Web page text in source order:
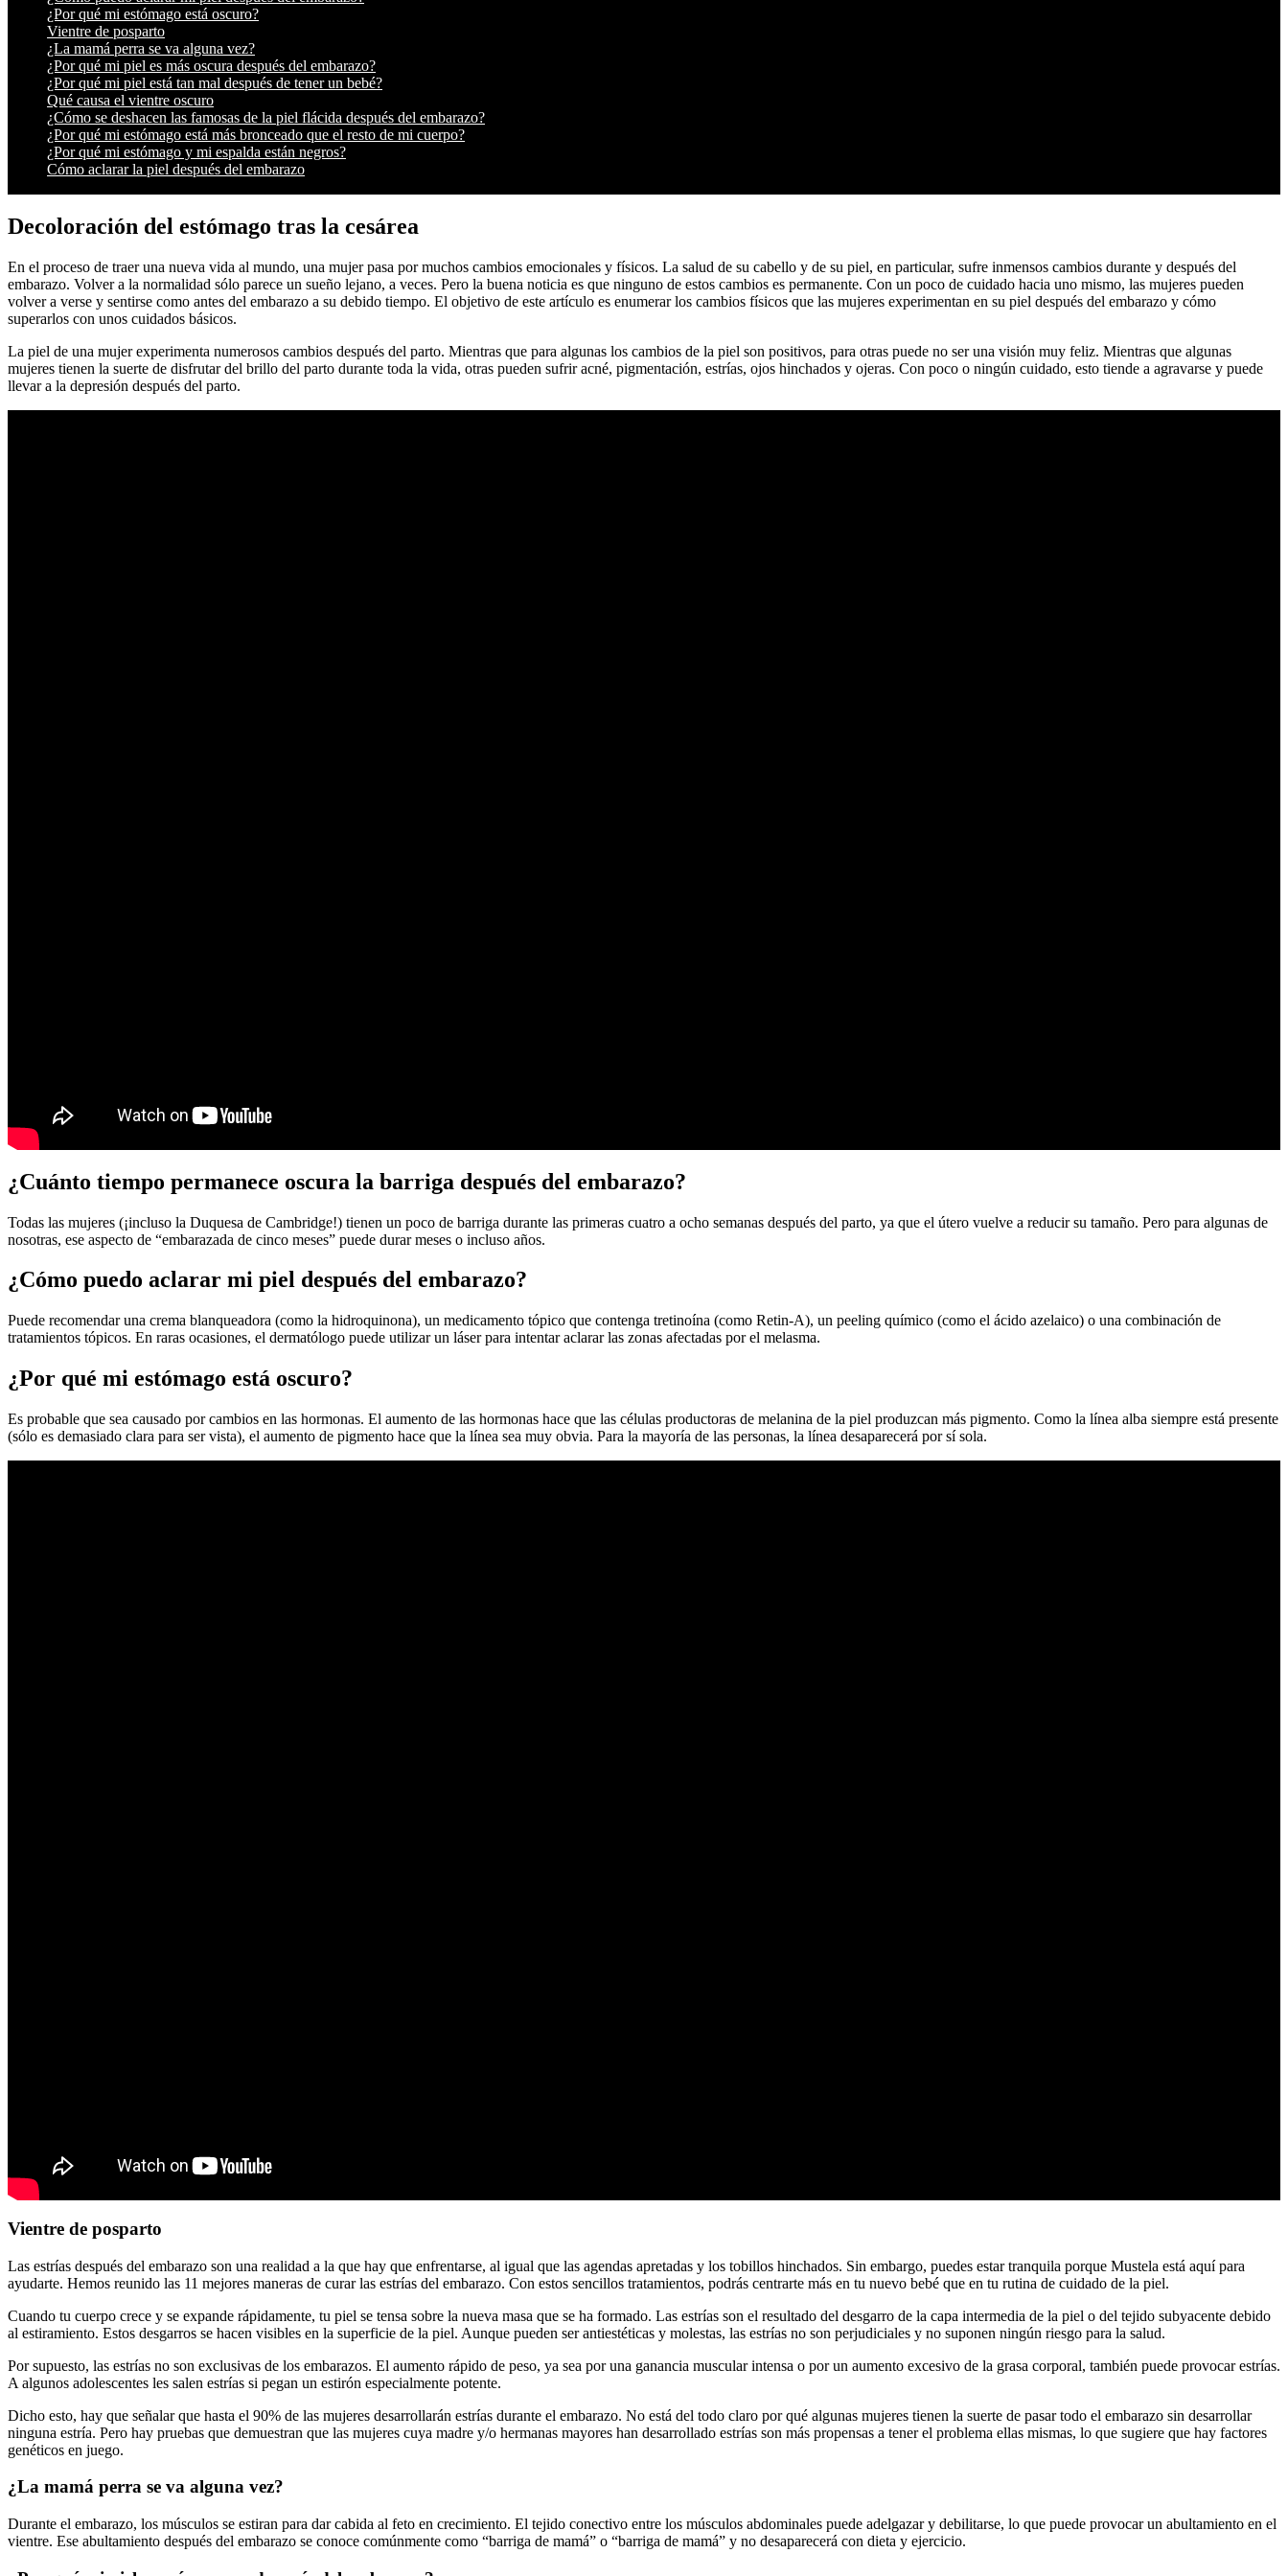
¿Por qué mi estómago está oscuro?
Vientre de posparto
¿La mamá perra se va alguna vez?
¿Por qué mi piel es más oscura después del embarazo?
¿Por qué mi piel está tan mal después de tener un bebé?
Qué causa el vientre oscuro
¿Cómo se deshacen las famosas de la piel flácida después del embarazo?
¿Por qué mi estómago está más bronceado que el resto de mi cuerpo?
¿Por qué mi estómago y mi espalda están negros?
Cómo aclarar la piel después del embarazo
Decoloración del estómago tras la cesárea
En el proceso de traer una nueva vida al mundo, una mujer pasa por muchos cambios emocionales y físicos. La salud de su cabello y de su piel, en particular, sufre inmensos cambios durante y después del
embarazo. Volver a la normalidad sólo parece un sueño lejano, a veces. Pero la buena noticia es que ninguno de estos cambios es permanente. Con un poco de cuidado hacia uno mismo, las mujeres pueden
volver a verse y sentirse como antes del embarazo a su debido tiempo. El objetivo de este artículo es enumerar los cambios físicos que las mujeres experimentan en su piel después del embarazo y cómo
superarlos con unos cuidados básicos.
La piel de una mujer experimenta numerosos cambios después del parto. Mientras que para algunas los cambios de la piel son positivos, para otras puede no ser una visión muy feliz. Mientras que algunas
mujeres tienen la suerte de disfrutar del brillo del parto durante toda la vida, otras pueden sufrir acné, pigmentación, estrías, ojos hinchados y ojeras. Con poco o ningún cuidado, esto tiende a agravarse y puede
llevar a la depresión después del parto.
¿Cuánto tiempo permanece oscura la barriga después del embarazo?
Todas las mujeres (¡incluso la Duquesa de Cambridge!) tienen un poco de barriga durante las primeras cuatro a ocho semanas después del parto, ya que el útero vuelve a reducir su tamaño. Pero para algunas de
nosotras, ese aspecto de “embarazada de cinco meses” puede durar meses o incluso años.
¿Cómo puedo aclarar mi piel después del embarazo?
Puede recomendar una crema blanqueadora (como la hidroquinona), un medicamento tópico que contenga tretinoína (como Retin-A), un peeling químico (como el ácido azelaico) o una combinación de
tratamientos tópicos. En raras ocasiones, el dermatólogo puede utilizar un láser para intentar aclarar las zonas afectadas por el melasma.
¿Por qué mi estómago está oscuro?
Es probable que sea causado por cambios en las hormonas. El aumento de las hormonas hace que las células productoras de melanina de la piel produzcan más pigmento. Como la línea alba siempre está presente
(sólo es demasiado clara para ser vista), el aumento de pigmento hace que la línea sea muy obvia. Para la mayoría de las personas, la línea desaparecerá por sí sola.
Vientre de posparto
Las estrías después del embarazo son una realidad a la que hay que enfrentarse, al igual que las agendas apretadas y los tobillos hinchados. Sin embargo, puedes estar tranquila porque Mustela está aquí para
ayudarte. Hemos reunido las 11 mejores maneras de curar las estrías del embarazo. Con estos sencillos tratamientos, podrás centrarte más en tu nuevo bebé que en tu rutina de cuidado de la piel.
Cuando tu cuerpo crece y se expande rápidamente, tu piel se tensa sobre la nueva masa que se ha formado. Las estrías son el resultado del desgarro de la capa intermedia de la piel o del tejido subyacente debido
al estiramiento. Estos desgarros se hacen visibles en la superficie de la piel. Aunque pueden ser antiestéticas y molestas, las estrías no son perjudiciales y no suponen ningún riesgo para la salud.
Por supuesto, las estrías no son exclusivas de los embarazos. El aumento rápido de peso, ya sea por una ganancia muscular intensa o por un aumento excesivo de la grasa corporal, también puede provocar estrías.
A algunos adolescentes les salen estrías si pegan un estirón especialmente potente.
Dicho esto, hay que señalar que hasta el 90% de las mujeres desarrollarán estrías durante el embarazo. No está del todo claro por qué algunas mujeres tienen la suerte de pasar todo el embarazo sin desarrollar
ninguna estría. Pero hay pruebas que demuestran que las mujeres cuya madre y/o hermanas mayores han desarrollado estrías son más propensas a tener el problema ellas mismas, lo que sugiere que hay factores
genéticos en juego.
¿La mamá perra se va alguna vez?
Durante el embarazo, los músculos se estiran para dar cabida al feto en crecimiento. El tejido conectivo entre los músculos abdominales puede adelgazar y debilitarse, lo que puede provocar un abultamiento en el
vientre. Ese abultamiento después del embarazo se conoce comúnmente como “barriga de mamá” o “barriga de mamá” y no desaparecerá con dieta y ejercicio.